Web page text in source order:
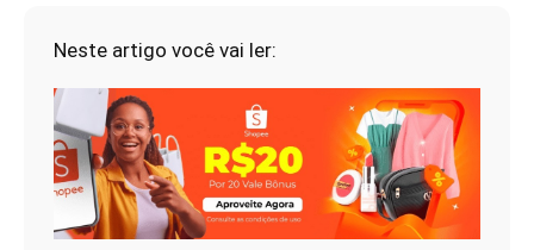
Neste artigo você vai ler: